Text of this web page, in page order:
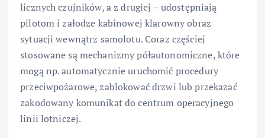
licznych czujników, a z drugiej – udostępniają
pilotom i załodze kabinowej klarowny obraz
sytuacji wewnątrz samolotu. Coraz częściej
stosowane są mechanizmy półautonomiczne, które
mogą np. automatycznie uruchomić procedury
przeciwpożarowe, zablokować drzwi lub przekazać
zakodowany komunikat do centrum operacyjnego
linii lotniczej.